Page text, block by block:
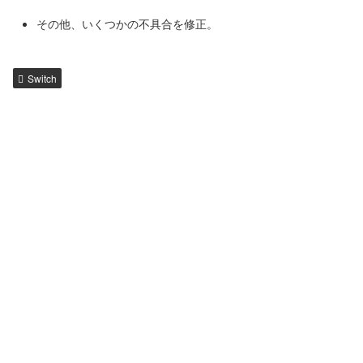
その他、いくつかの不具合を修正。
Switch